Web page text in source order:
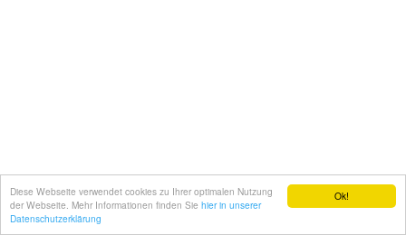
Ok!
Diese Webseite verwendet cookies zu Ihrer optimalen Nutzung
der Webseite. Mehr Informationen finden Sie hier in unserer
Datenschutzerklärung